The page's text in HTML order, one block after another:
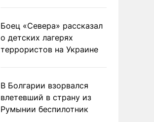
Боец «Севера» рассказал
о детских лагерях
террористов на Украине
В Болгарии взорвался
влетевший в страну из
Румынии беспилотник